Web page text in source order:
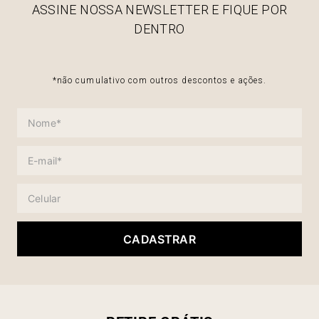
ASSINE NOSSA NEWSLETTER E FIQUE POR
DENTRO
*não cumulativo com outros descontos e ações.
CADASTRAR